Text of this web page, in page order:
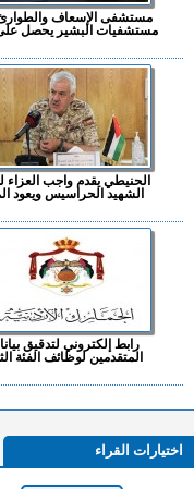
مستشفى الإسعاف
مستشفيات البشير يحصل على
الحنيطي يقدم واجب العزاء
الشهيد الحراسيس ويعود
رابط إلكتروني لتدقيق
المتقدمين لوظائف الفئة
اختيارات القراء